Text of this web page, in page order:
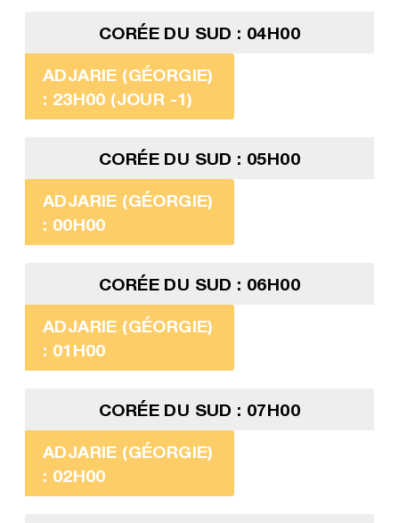
CORÉE DU SUD : 04H00
ADJARIE (GÉORGIE)
: 23H00 (JOUR -1)
CORÉE DU SUD : 05H00
ADJARIE (GÉORGIE)
: 00H00
CORÉE DU SUD : 06H00
ADJARIE (GÉORGIE)
: 01H00
CORÉE DU SUD : 07H00
ADJARIE (GÉORGIE)
: 02H00